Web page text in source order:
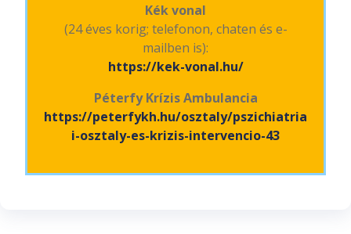
Kék vonal
(24 éves korig; telefonon, chaten és e-
mailben is):
https://kek-vonal.hu/
Péterfy Krízis Ambulancia
https://peterfykh.hu/osztaly/pszichiatria
i-osztaly-es-krizis-intervencio-43